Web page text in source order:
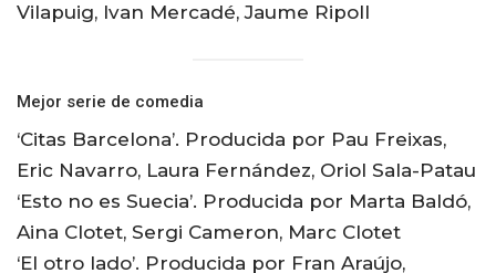
Vilapuig, Ivan Mercadé, Jaume Ripoll
Mejor serie de comedia
‘Citas Barcelona’. Producida por Pau Freixas,
Eric Navarro, Laura Fernández, Oriol Sala-Patau
‘Esto no es Suecia’. Producida por Marta Baldó,
Aina Clotet, Sergi Cameron, Marc Clotet
‘El otro lado’. Producida por Fran Araújo,